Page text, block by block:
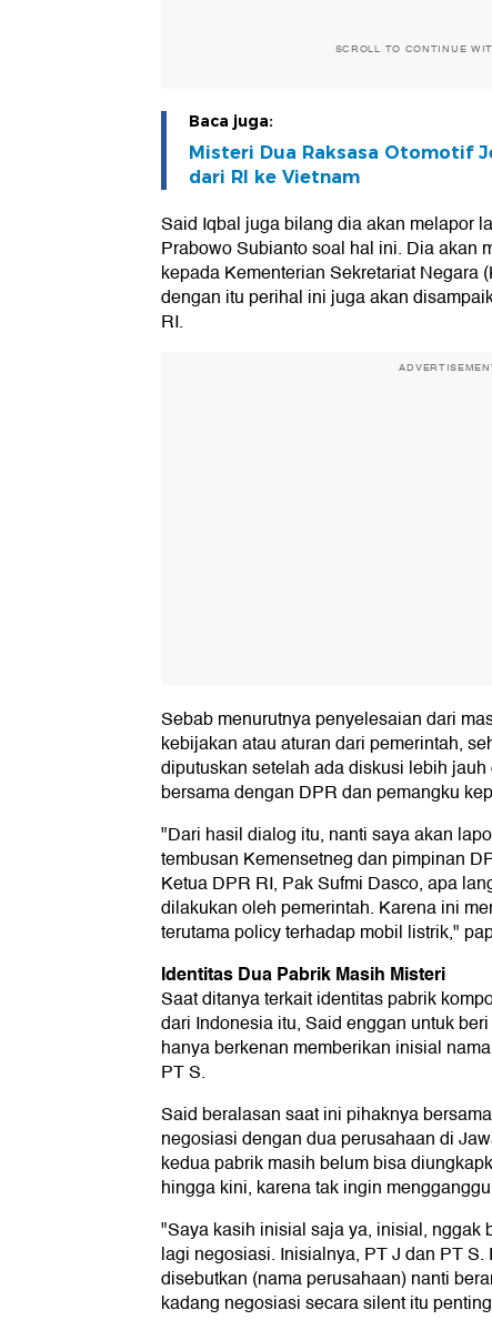
SCROLL TO CONTINUE
Baca juga:
Misteri Dua Raksasa Otomotif
dari RI ke Vietnam
Said Iqbal juga bilang dia akan melapor
Prabowo Subianto soal hal ini. Dia akan
kepada Kementerian Sekretariat Negara
dengan itu perihal ini juga akan
RI.
Sebab menurutnya penyelesaian dari
kebijakan atau aturan dari pemerintah,
diputuskan setelah ada diskusi lebih
bersama dengan DPR dan pemangku
"Dari hasil dialog itu, nanti saya akan
tembusan Kemensetneg dan pimpinan
Ketua DPR RI, Pak Sufmi Dasco, apa
dilakukan oleh pemerintah. Karena ini
terutama policy terhadap mobil listrik,"
Identitas Dua Pabrik Masih Misteri
Saat ditanya terkait identitas pabrik
dari Indonesia itu, Said enggan untuk
hanya berkenan memberikan inisial
PT S.
Said beralasan saat ini pihaknya
negosiasi dengan dua perusahaan di
kedua pabrik masih belum bisa
hingga kini, karena tak ingin
"Saya kasih inisial saja ya, inisial, nggak
lagi negosiasi. Inisialnya, PT J dan PT
disebutkan (nama perusahaan) nanti
kadang negosiasi secara silent itu